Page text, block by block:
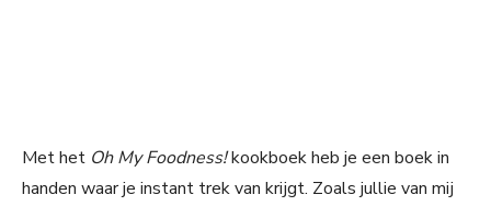
Met het Oh My Foodness!kookboek heb je een boek in
handen waar je instant trek van krijgt. Zoals jullie van mij